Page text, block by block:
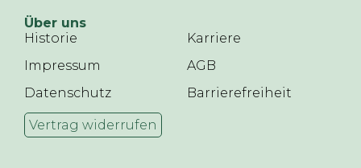
Über uns
Historie
Karriere
Impressum
AGB
Datenschutz
Barrierefreiheit
Vertrag widerrufen